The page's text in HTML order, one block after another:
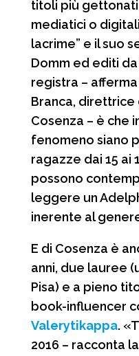
titoli più
mediatici o
lacrime” e il suo
Domm ed editi
registra –
Branca,
Cosenza – è che
fenomeno siano
ragazze dai 15 ai
possono
leggere un
inerente al
E di Cosenza è
anni, due lauree
Pisa) e a pieno
book-influencer
Valerytikappa.
2016 – racconta